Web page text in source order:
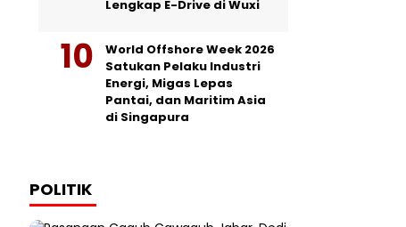
Lengkap E-Drive di Wuxi
World Offshore Week 2026
Satukan Pelaku Industri
Energi, Migas Lepas
Pantai, dan Maritim Asia
di Singapura
POLITIK